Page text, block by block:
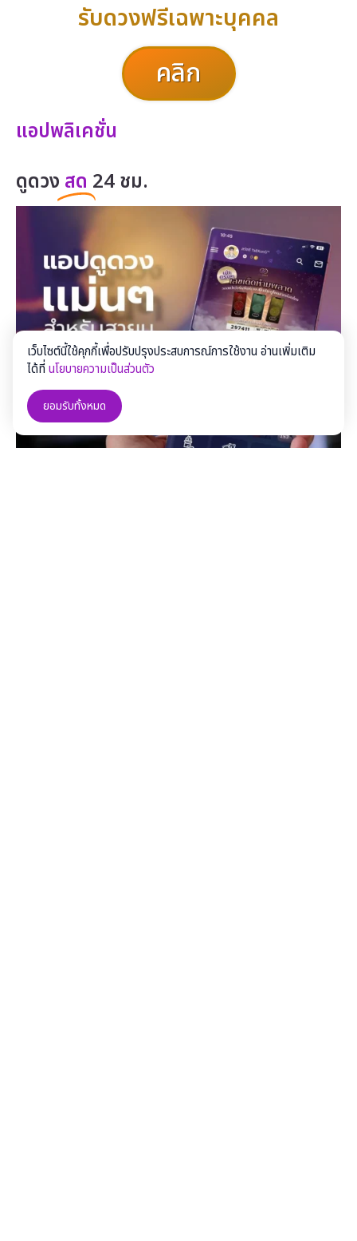
รับดวงฟรีเฉพาะบุคคล
คลิก
แอปพลิเคชั่น
ดูดวง สด 24 ชม.
เว็บไซต์นี้ใช้คุกกี้เพื่อปรับปรุงประสบการณ์การใช้งาน อ่านเพิ่มเติม
ได้ที่นโยบายความเป็นส่วนตัว
ยอมรับทั้งหมด